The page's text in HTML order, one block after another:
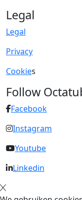
Legal
Legal
Privacy
Cookies
Follow
Facebook
Instagram
Youtube
Linkedin